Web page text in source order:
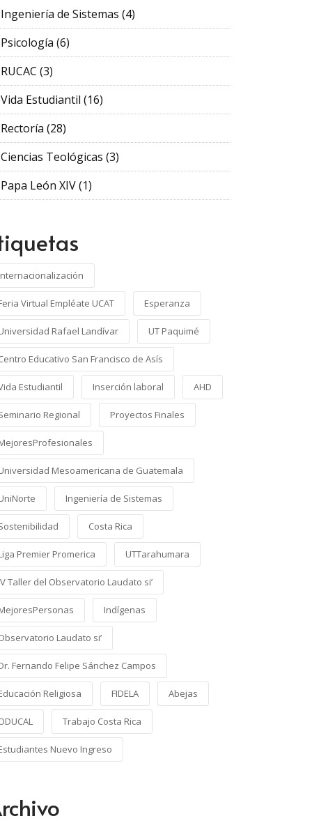
Ingeniería de Sistemas (4)
Psicología (6)
RUCAC (3)
Vida Estudiantil (16)
Rectoría (28)
Ciencias Teológicas (3)
Papa León XIV(1)
Virtual Empléate UCAT Esperanza
Rafael Landívar UT Paquimé
Educativo San Francisco de Asís
Estudiantil Inserción laboral AHD
Regional Proyectos Finales
Mesoamericana de Guatemala
Ingeniería de Sistemas
Costa Rica
Premier Promerica UTTarahumara
Taller del Observatorio Laudato si’
Indígenas
Laudato si’
Fernando Felipe Sánchez Campos
Religiosa FIDELA Abejas
Trabajo Costa Rica
Nuevo Ingreso